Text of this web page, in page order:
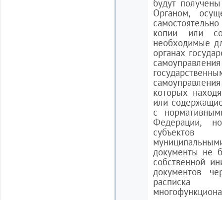
будут
Органом,
копии или
необходимые
органах
которых
или
с
Федерации,
документы не
собственной
документов